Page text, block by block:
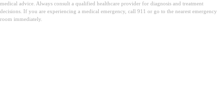
medical advice. Always consult a qualified healthcare provider for diagnosis and treatment
decisions. If you are experiencing a medical emergency, call 911 or go to the nearest emergency
room immediately.